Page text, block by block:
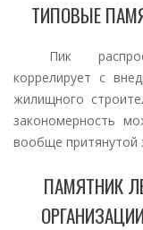
ТИПОВЫЕ
Пик
коррелирует с
жилищного
закономерность
вообще притянутой
ПАМЯТНИК